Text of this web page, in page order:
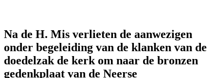
Na de H. Mis verlieten de aanwezigen
onder begeleiding van de klanken van de
doedelzak de kerk om naar de bronzen
gedenkplaat van de Neerse